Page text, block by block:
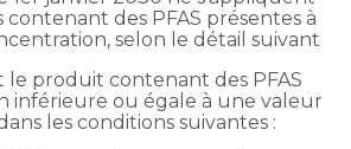
des PFAS présentes à
selon le détail suivant
le produit contenant des PFAS
inférieure ou égale à une valeur
les conditions suivantes :